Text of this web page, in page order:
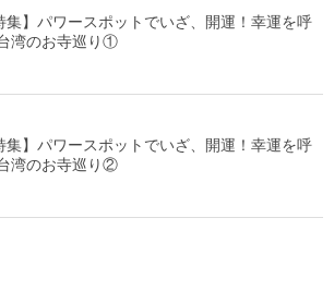
集】パワースポットでいざ、開運！幸運を呼
湾のお寺巡り①
集】パワースポットでいざ、開運！幸運を呼
湾のお寺巡り②